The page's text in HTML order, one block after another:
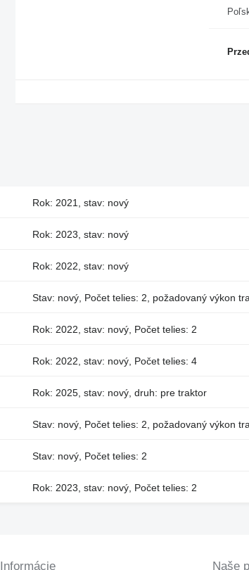
Rok: 2021, stav: nový
Rok: 2023, stav: nový
Rok: 2022, stav: nový
Stav: nový, Počet telies: 2, požadovaný výkon
Rok: 2022, stav: nový, Počet telies: 2
Rok: 2022, stav: nový, Počet telies: 4
Rok: 2025, stav: nový, druh: pre traktor
Stav: nový, Počet telies: 2, požadovaný výkon
Stav: nový, Počet telies: 2
Rok: 2023, stav: nový, Počet telies: 2
Informácie Naše